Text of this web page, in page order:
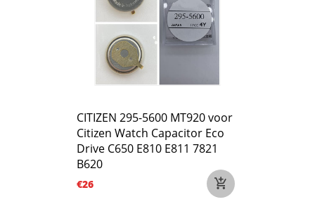
CITIZEN 295-5600 MT920 voor
Citizen Watch Capacitor Eco
Drive C650 E810 E811 7821
B620
€26